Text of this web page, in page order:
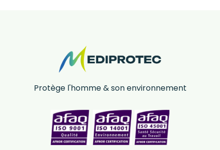
Protège l'homme & son environnement